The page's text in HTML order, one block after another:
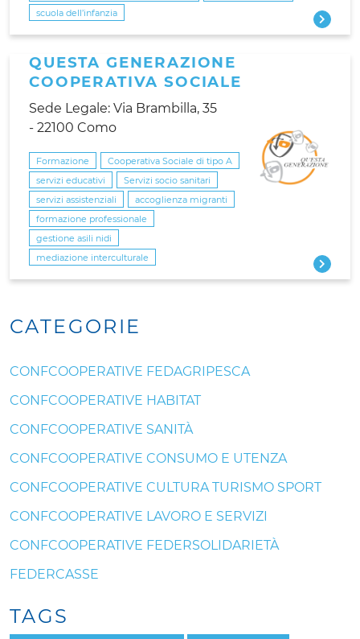
scuola dell’infanzia
QUESTA GENERAZIONE
COOPERATIVA SOCIALE
Sede Legale: Via Brambilla, 35
- 22100 Como
Formazione
Cooperativa Sociale di tipo A
servizi educativi
Servizi socio sanitari
servizi assistenziali
accoglienza migranti
formazione professionale
gestione asili nidi
mediazione interculturale
CATEGORIE
CONFCOOPERATIVE FEDAGRIPESCA
CONFCOOPERATIVE HABITAT
CONFCOOPERATIVE SANITÀ
CONFCOOPERATIVE CONSUMO E UTENZA
CONFCOOPERATIVE CULTURA TURISMO SPORT
CONFCOOPERATIVE LAVORO E SERVIZI
CONFCOOPERATIVE FEDERSOLIDARIETÀ
FEDERCASSE
TAGS